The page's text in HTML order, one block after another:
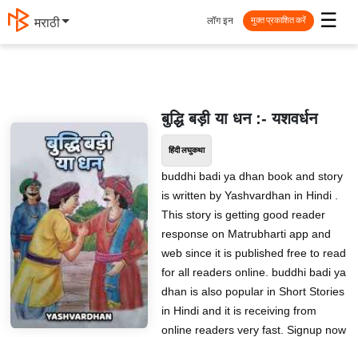
मराठी ☰
लॉग इन मुक्त प्रकाशित करें
बुद्धि बड़ी या धन :- यशवर्धन
हिंदी लघुकथा
buddhi badi ya dhan book and story
is written by Yashvardhan in Hindi .
This story is getting good reader
response on Matrubharti app and
web since it is published free to read
for all readers online. buddhi badi ya
dhan is also popular in Short Stories
in Hindi and it is receiving from
online readers very fast. Signup now